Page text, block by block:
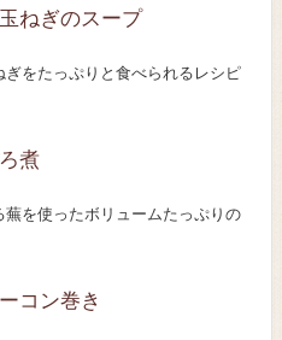
ねぎのスープ
ぎをたっぷりと食べられるレシピ
煮
蕪を使ったボリュームたっぷりの
コン巻き